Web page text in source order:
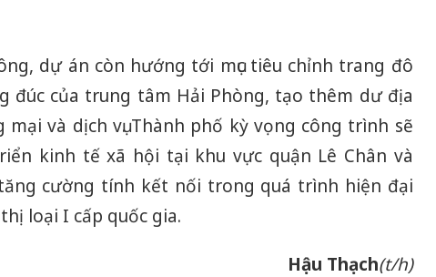
dự án còn hướng tới mục tiêu chỉnh trang đô
đúc của trung tâm Hải Phòng, tạo thêm dư địa
và dịch vụ. Thành phố kỳ vọng công trình sẽ
kinh tế xã hội tại khu vực quận Lê Chân và
cường tính kết nối trong quá trình hiện đại
loại I cấp quốc gia.
Hậu Thạch(t/h)